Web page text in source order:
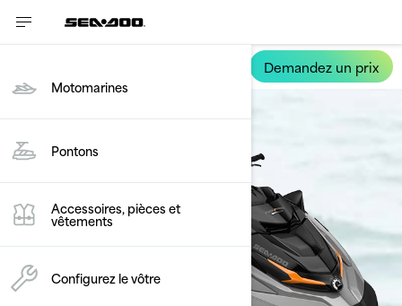
Motomarines
Pontons
Accessoires, pièces et
vêtements
Configurez le vôtre
Demandez un prix